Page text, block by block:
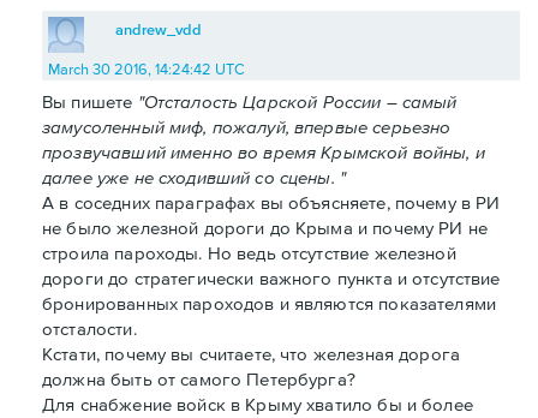
andrew_vdd
March 30 2016, 14:24:42 UTC
Вы пишете "Отсталость Царской России – самый
замусоленный миф, пожалуй, впервые серьезно
прозвучавший именно во время Крымской войны, и
далее уже не сходивший со сцены. "
А в соседних параграфах вы объясняете, почему в РИ
не было железной дороги до Крыма и почему РИ не
строила пароходы. Но ведь отсутствие железной
дороги до стратегически важного пункта и отсутствие
бронированных пароходов и являются показателями
отсталости.
Кстати, почему вы считаете, что железная дорога
должна быть от самого Петербурга?
Для снабжение войск в Крыму хватило бы и более